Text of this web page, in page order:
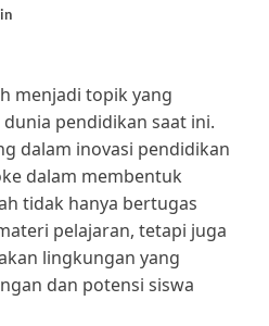
menjadi topik yang
pendidikan saat ini.
dalam inovasi pendidikan
dalam membentuk
tidak hanya bertugas
pelajaran, tetapi juga
lingkungan yang
dan potensi siswa